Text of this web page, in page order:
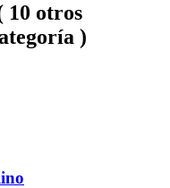
10 otros
)